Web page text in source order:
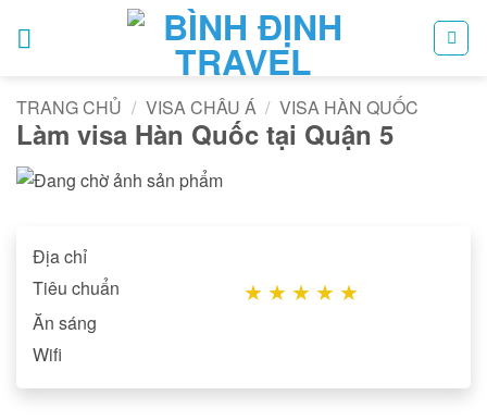
qua
TRANG CHỦ / VISA CHÂU Á / VISA HÀN QUỐC
Làm visa Hàn Quốc tại Quận 5
Địa chỉ
Tiêu chuẩn
★ ★ ★ ★ ★
Ăn sáng
Wifi